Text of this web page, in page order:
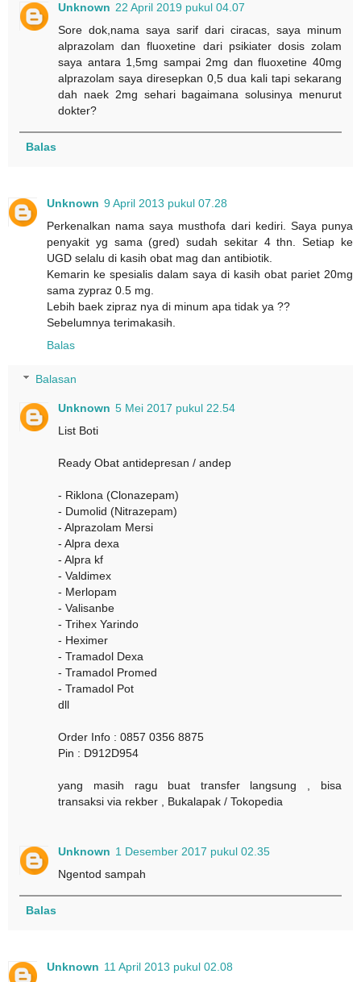
Unknown 22 April 2019 pukul 04.07
Sore dok,nama saya sarif dari ciracas, saya minum
alprazolam dan fluoxetine dari psikiater dosis zolam
saya antara 1,5mg sampai 2mg dan fluoxetine 40mg
alprazolam saya diresepkan 0,5 dua kali tapi sekarang
dah naek 2mg sehari bagaimana solusinya menurut
dokter?
Balas
Unknown 9 April 2013 pukul 07.28
Perkenalkan nama saya musthofa dari kediri. Saya punya
penyakit yg sama (gred) sudah sekitar 4 thn. Setiap ke
UGD selalu di kasih obat mag dan antibiotik.
Kemarin ke spesialis dalam saya di kasih obat pariet 20mg
sama zypraz 0.5 mg.
Lebih baek zipraz nya di minum apa tidak ya ??
Sebelumnya terimakasih.
Balas
Balasan
Unknown 5 Mei 2017 pukul 22.54
List Boti
Ready Obat antidepresan / andep
- Riklona (Clonazepam)
- Dumolid (Nitrazepam)
- Alprazolam Mersi
- Alpra dexa
- Alpra kf
- Valdimex
- Merlopam
- Valisanbe
- Trihex Yarindo
- Heximer
- Tramadol Dexa
- Tramadol Promed
- Tramadol Pot
dll
Order Info : 0857 0356 8875
Pin : D912D954
yang masih ragu buat transfer langsung , bisa
transaksi via rekber , Bukalapak / Tokopedia
Unknown 1 Desember 2017 pukul 02.35
Ngentod sampah
Balas
Unknown 11 April 2013 pukul 02.08